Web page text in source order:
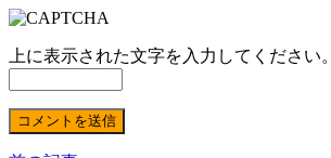
上に表示された文字を入力してください。